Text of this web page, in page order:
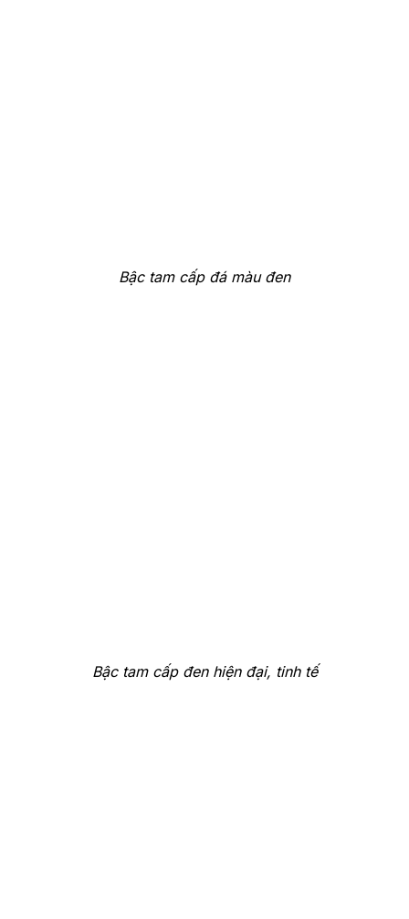
Bậc tam cấp đá màu đen
Bậc tam cấp đen hiện đại, tinh tế